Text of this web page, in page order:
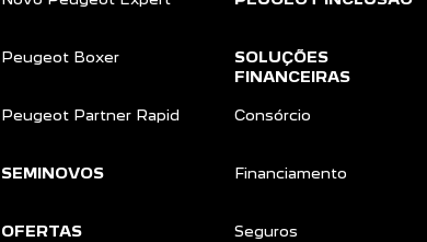
Peugeot Boxer
Peugeot Partner Rapid
SEMINOVOS
OFERTAS
SOLUÇÕES
FINANCEIRAS
Consórcio
Financiamento
Seguros